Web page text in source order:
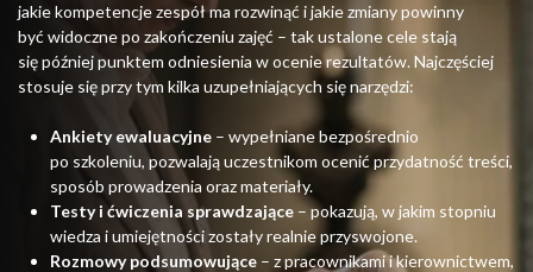
jakie kompetencje zespół ma rozwinąć i jakie zmiany powinny
być widoczne po zakończeniu zajęć – tak ustalone cele stają
się później punktem odniesienia w ocenie rezultatów. Najczęściej
stosuje się przy tym kilka uzupełniających się narzędzi:
Ankiety ewaluacyjne – wypełniane bezpośrednio
po szkoleniu, pozwalają uczestnikom ocenić przydatność treści,
sposób prowadzenia oraz materiały.
Testy i ćwiczenia sprawdzające – pokazują, w jakim stopniu
wiedza i umiejętności zostały realnie przyswojone.
Rozmowy podsumowujące – z pracownikami i kierownictwem,